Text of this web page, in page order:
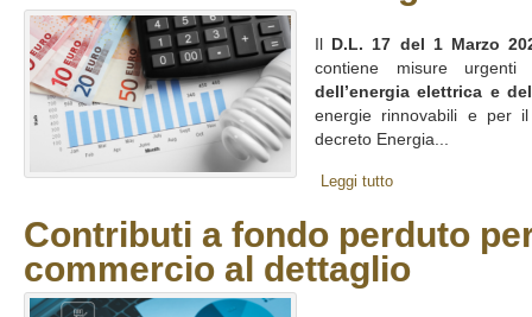
D.L. 17 del 1 Marzo
contiene misure
dell’energia elettrica e
energie rinnovabili e per
decreto Energia...
Leggi tutto
Contributi a fondo perduto
commercio al dettaglio